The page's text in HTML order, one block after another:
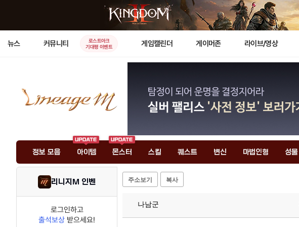
뉴스 커뮤니티
로스트아크
기대평 이벤트
게임캘린더 게이머존 라이브/영상
정보 모음 아이템 몬스터 스킬 퀘스트 변신 마법인형 성물
리니지M 인벤
로그인하고
출석보상 받으세요!
주소보기 복사
나남군